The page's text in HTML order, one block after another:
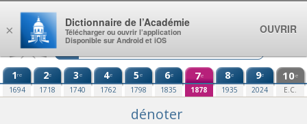
Aller au contenu
1re
1694
2e
1718
3e
1740
4e
1762
5e
1798
6e
1835
7e
1878
8e
1935
9e
2024
10e
E.C.
dénoter
×
Dictionnaire de l’Académie
Télécharger ou ouvrir l’application
Disponible sur Android et iOS
OUVRIR